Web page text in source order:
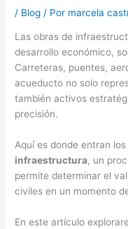
/ Blog / Por marcela
Las obras de
desarrollo económico,
Carreteras, puentes,
acueducto no solo
también activos
precisión.
Aquí es donde entran
infraestructura, un
permite determinar el
civiles en un momento
En este artículo